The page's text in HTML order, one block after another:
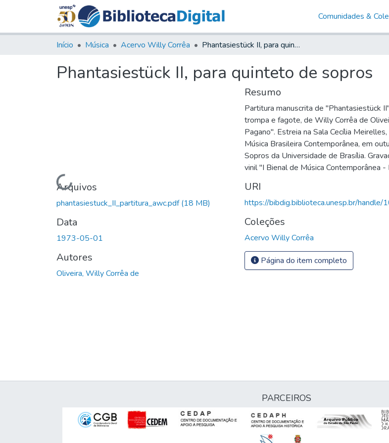
Comunidades &
Início Música Acervo Willy Corrêa Phantasiestück II, para quinteto de sopros
Phantasiestück II, para quinteto de sopros
Carregando...
Arquivos
phantasiestuck_II_partitura_awc.pdf(18 MB)
Data
1973-05-01
Autores
Oliveira, Willy Corrêa de
Resumo
Partitura manuscrita de "Phantasiestück
trompa e fagote, de Willy Corrêa de
Pagano". Estreia na Sala Cecília
Música Brasileira Contemporânea, em
Sopros da Universidade de Brasília.
vinil "I Bienal de Música Contemporânea -
URI
https://bibdig.biblioteca.unesp.br/
Coleções
Acervo Willy Corrêa
Página do item completo
PARCEIROS